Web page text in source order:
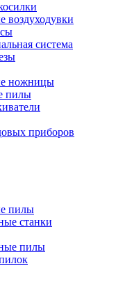
воздуходувки
система
ножницы
пилы
приборов
пилы
станки
пилы